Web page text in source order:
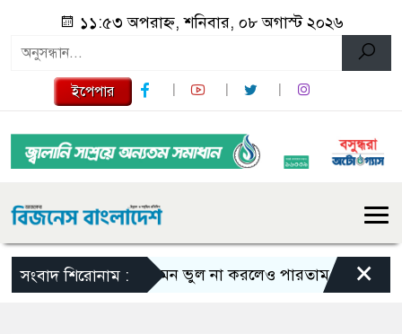
১১:৫৩ অপরাহ্ন, শনিবার, ০৮ অগাস্ট ২০২৬
ইপেপার
সংবাদ শিরোনাম :এমন ভুল না করলেও পারতাম : শাকিব খান
×